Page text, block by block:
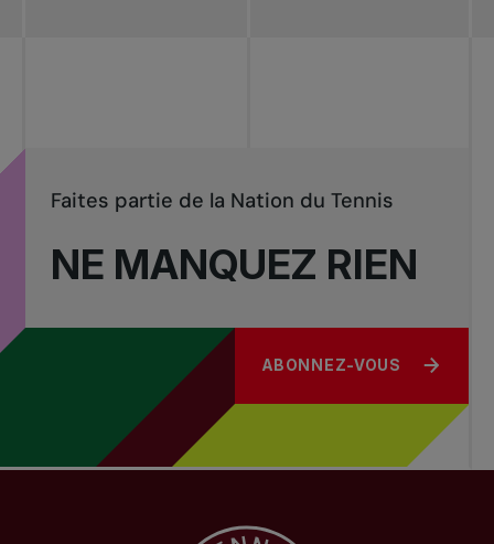
NE MANQUEZ RIEN
Faites partie de la Nation du Tennis
ABONNEZ-VOUS